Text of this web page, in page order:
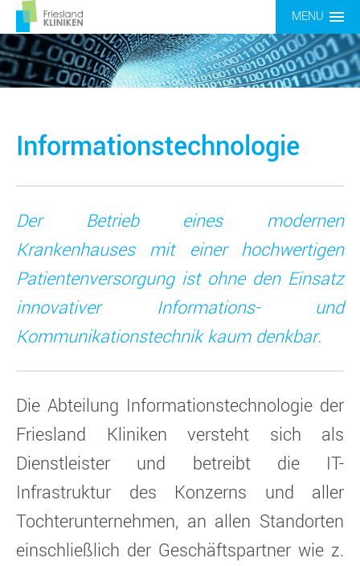
MENU
Friesland Kliniken gGmbH
Informationstechnologie
Der Betrieb eines modernen
Krankenhauses mit einer hochwertigen
Patientenversorgung ist ohne den Einsatz
innovativer Informations- und
Kommunikationstechnik kaum denkbar.
Die Abteilung Informationstechnologie der
Friesland Kliniken versteht sich als
Dienstleister und betreibt die IT-
Infrastruktur des Konzerns und aller
Tochterunternehmen, an allen Standorten
einschließlich der Geschäftspartner wie z.